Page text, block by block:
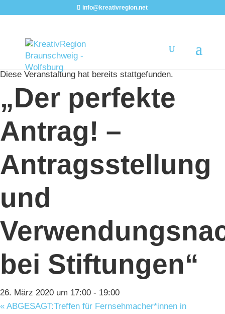
info@kreativregion.net
« Alle Veranstaltungen
Diese Veranstaltung hat bereits stattgefunden.
„Der perfekte
Antrag! –
Antragsstellung
und
bei Stiftungen“
26. März 2020 um 17:00 - 19:00
« ABGESAGT:Treffen für Fernsehmacher*innen in